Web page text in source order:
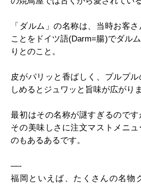
「ダルム」の名称は、当時お客
ことをドイツ語(Darm=腸)でダル
りとのこと。
皮がパリッと香ばしく、プルプ
しめるとジュワッと旨味が広がりま
最初はその名称が謎すぎるのです
その美味しさに注文マストメニュ
のもあるあるです。
—-
福岡といえば、たくさんの名物